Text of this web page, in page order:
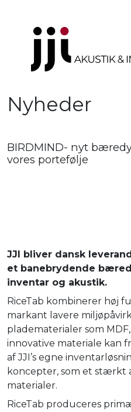
Nyheder
BIRDMIND- nyt
vores portefølje
JJI bliver dansk
et banebrydende
inventar og akustik.
RiceTab kombinerer høj
markant lavere
pladematerialer som
innovative materiale kan
af JJI’s egne
koncepter, som et stærkt
materialer.
RiceTab produceres